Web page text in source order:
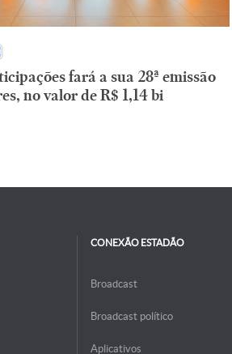
fará a sua 28ª emissão
no valor de R$ 1,14 bi
CONEXÃO ESTADÃO
Broadcast
Broadcast político
Aplicativos